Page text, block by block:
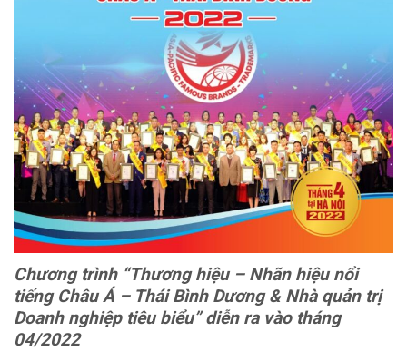
Chương trình “Thương hiệu – Nhãn hiệu nổi
tiếng Châu Á – Thái Bình Dương & Nhà quản trị
Doanh nghiệp tiêu biểu” diễn ra vào tháng
04/2022